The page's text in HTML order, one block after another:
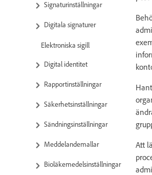
Signaturinställningar
Digitala signaturer
Elektroniska sigill
Digital identitet
Rapportinställningar
Säkerhetsinställningar
Sändningsinställningar
Meddelandemallar
Bioläkemedelsinställningar
Att